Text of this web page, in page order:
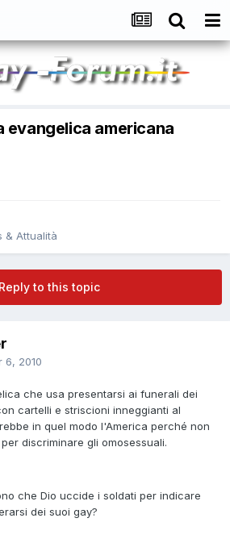
evangelica americana
& Attualità
Reply to this topic
6, 2010
che usa presentarsi ai funerali dei
cartelli e striscioni inneggianti al
in quel modo l'America perché non
discriminare gli omosessuali.
che Dio uccide i soldati per indicare
dei suoi gay?